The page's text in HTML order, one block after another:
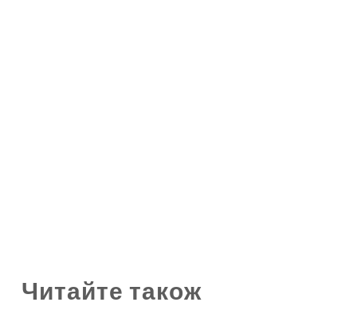
Читайте також